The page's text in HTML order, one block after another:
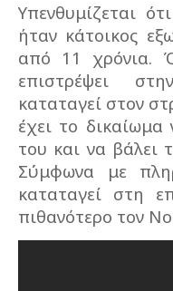
Υπενθυμίζεται
ήταν κάτοικος
από 11 χρόνια.
επιστρέψει
καταταγεί στον
έχει το δικαίωμα
του και να βάλει
Σύμφωνα με
καταταγεί στη
πιθανότερο τον